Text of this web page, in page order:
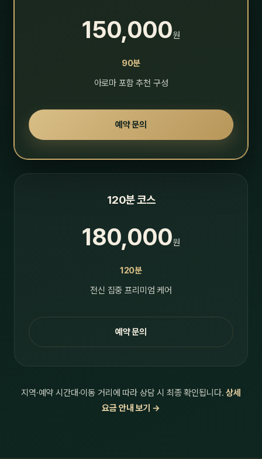
150,000원
90분
아로마 포함 추천 구성
예약 문의
120분 코스
180,000원
120분
전신 집중 프리미엄 케어
예약 문의
지역·예약 시간대·이동 거리에 따라 상담 시 최종 확인됩니다.상세
요금 안내 보기 →